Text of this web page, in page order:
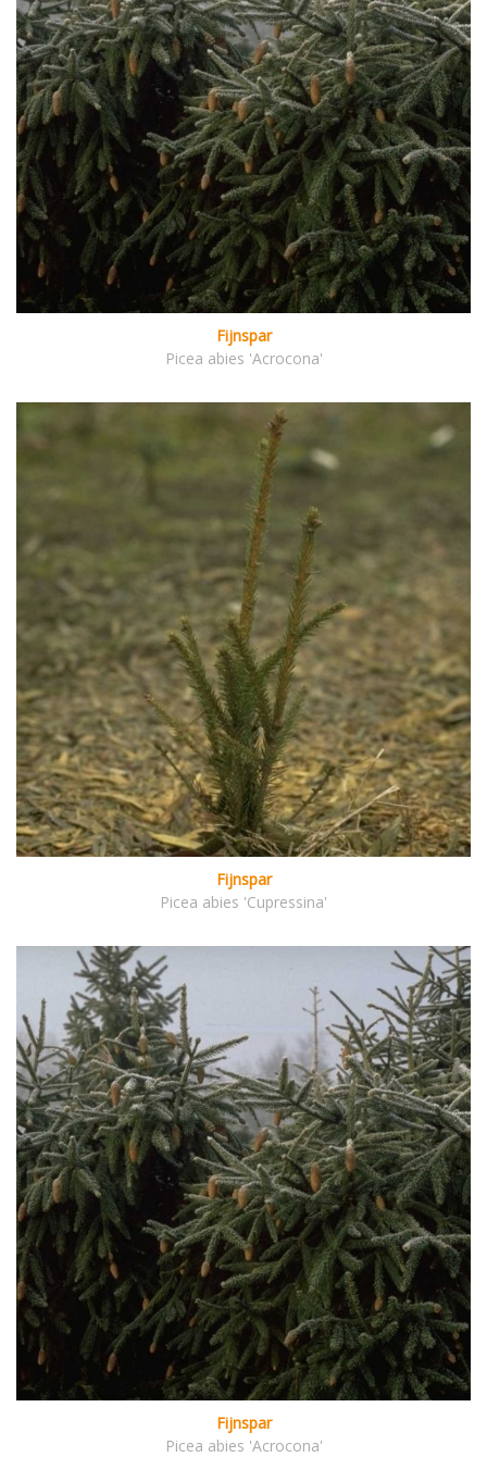
Fijnspar
Picea abies 'Acrocona'
Fijnspar
Picea abies 'Cupressina'
Fijnspar
Picea abies 'Acrocona'